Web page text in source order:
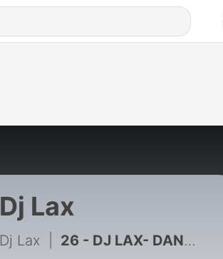
Dj Lax
Dj Lax 26 - DJ LAX- DANCEHALL FEVER 2026 (MAVADO, VYBZ KARTEL, CAPLETON, SHENSEEA, POPCAN, AND MORE)